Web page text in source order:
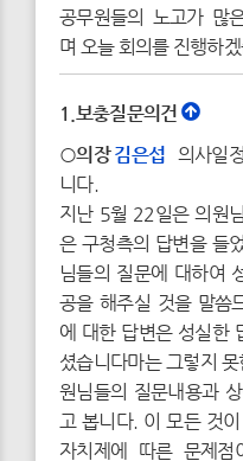
공무원들의 노고가 많
며 오늘 회의를 진행하
1.보충질문의건
○의장김은섭 의사일
니다.
지난 5월 22일은 의원
은 구청측의 답변을 들
님들의 질문에 대하여
공을 해주실 것을 말씀
에 대한 답변은 성실한
셨습니다마는 그렇지
원님들의 질문내용과
고 봅니다. 이 모든 것
자치제에 따른 문제